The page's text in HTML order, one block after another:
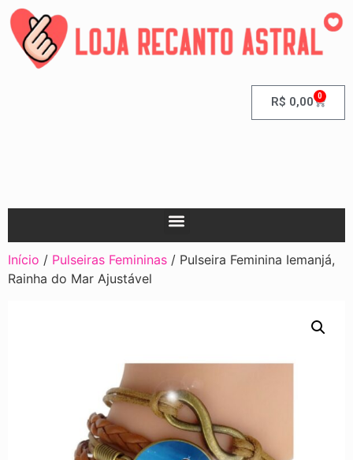
R$ 0,00 0
Início / Pulseiras Femininas / Pulseira Feminina Iemanjá,
Rainha do Mar Ajustável